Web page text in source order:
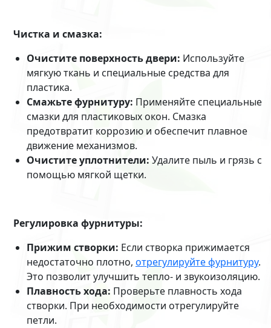
Чистка и смазка:
Очистите поверхность двери: Используйте
мягкую ткань и специальные средства для
пластика.
Смажьте фурнитуру: Применяйте специальные
смазки для пластиковых окон. Смазка
предотвратит коррозию и обеспечит плавное
движение механизмов.
Очистите уплотнители: Удалите пыль и грязь с
помощью мягкой щетки.
Регулировка фурнитуры:
Прижим створки: Если створка прижимается
недостаточно плотно, отрегулируйте фурнитуру.
Это позволит улучшить тепло- и звукоизоляцию.
Плавность хода: Проверьте плавность хода
створки. При необходимости отрегулируйте
петли.